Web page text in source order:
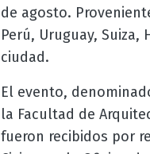
de agosto.
Perú, Uruguay,
ciudad.
El evento,
la Facultad de
fueron recibidos por